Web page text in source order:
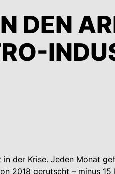
DEN
der Krise. Jeden Monat
2018 gerutscht – minus 15